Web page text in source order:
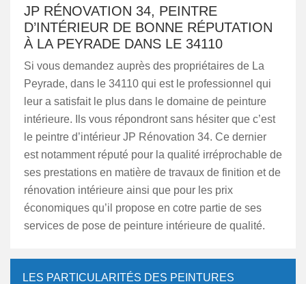
JP RÉNOVATION 34, PEINTRE
D’INTÉRIEUR DE BONNE RÉPUTATION
À LA PEYRADE DANS LE 34110
Si vous demandez auprès des propriétaires de La
Peyrade, dans le 34110 qui est le professionnel qui
leur a satisfait le plus dans le domaine de peinture
intérieure. Ils vous répondront sans hésiter que c’est
le peintre d’intérieur JP Rénovation 34. Ce dernier
est notamment réputé pour la qualité irréprochable de
ses prestations en matière de travaux de finition et de
rénovation intérieure ainsi que pour les prix
économiques qu’il propose en cotre partie de ses
services de pose de peinture intérieure de qualité.
LES PARTICULARITÉS DES PEINTURES